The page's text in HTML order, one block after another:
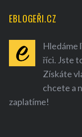
EBLOGEŘI.CZ
Hledáme
říci. Jste
Získáte
chcete a
zaplatíme!